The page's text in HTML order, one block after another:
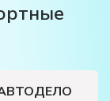
АВТОДЕЛО